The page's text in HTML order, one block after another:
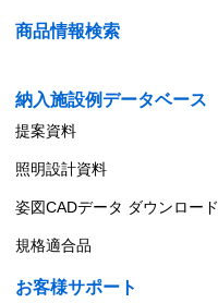
商品情報検索
納入施設例データベース
提案資料
照明設計資料
姿図CADデータ ダウンロード
規格適合品
お客様サポート